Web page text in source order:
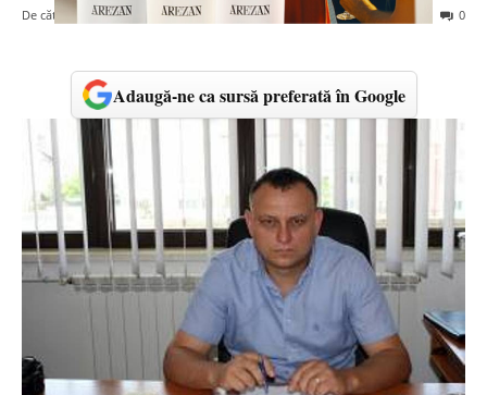
De către 3 mai 2016 0
1311
Adaugă-ne ca sursă preferată în Google